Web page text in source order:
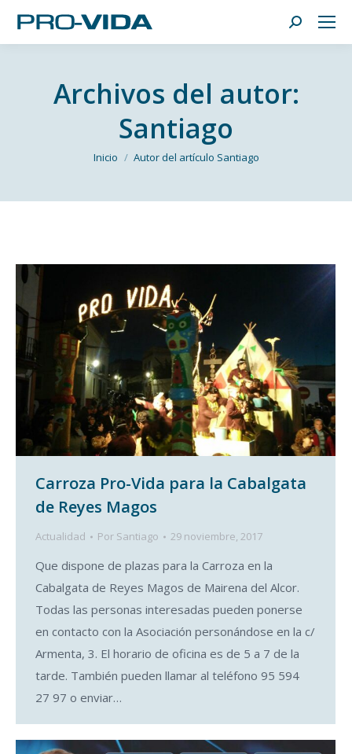
Buscar:
Archivos del autor:
Santiago
Estás aquí:
Inicio Autor del artículo Santiago
Carroza Pro-Vida para la Cabalgata
de Reyes Magos
Actualidad Por Santiago 29 noviembre, 2017
Que dispone de plazas para la Carroza en la
Cabalgata de Reyes Magos de Mairena del Alcor.
Todas las personas interesadas pueden ponerse
en contacto con la Asociación personándose en la c/
Armenta, 3. El horario de oficina es de 5 a 7 de la
tarde. También pueden llamar al teléfono 95 594
27 97 o enviar…